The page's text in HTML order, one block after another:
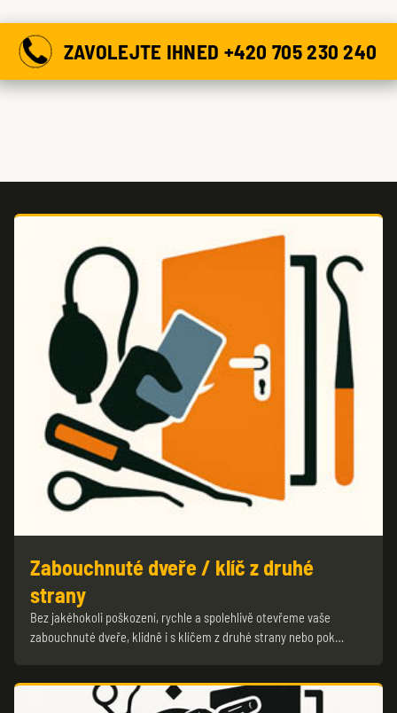
ZAVOLEJTE IHNED +420 705 230 240
Zabouchnuté dveře / klíč z druhé
strany
Bez jakéhokoli poškození, rychle a spolehlivě otevřeme vaše
zabouchnuté dveře, klidně i s klíčem z druhé strany nebo pok…